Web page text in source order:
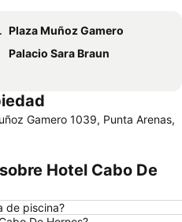
Plaza Muñoz Gamero
Palacio Sara Braun
Gamero 1039, Punta Arenas,
Hotel Cabo De
de piscina?